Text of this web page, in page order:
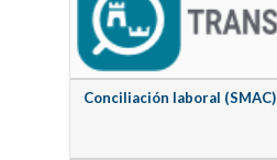
Conciliación laboral (SMAC)